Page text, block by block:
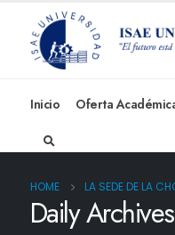
Inicio Oferta
HOME LA SEDE DE LA
Daily